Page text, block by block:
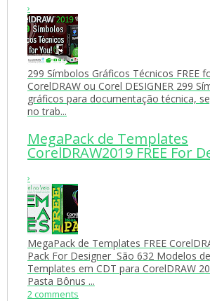
›
299 Símbolos Gráficos Técnicos FREE
CorelDRAW ou Corel DESIGNER 299
gráficos para documentação técnica,
no trab...
MegaPack de Templates
CorelDRAW2019 FREE For
›
MegaPack de Templates FREE
Pack For Designer São 632 Modelos de
Templates em CDT para CorelDRAW
Pasta Bônus ...
2 comments